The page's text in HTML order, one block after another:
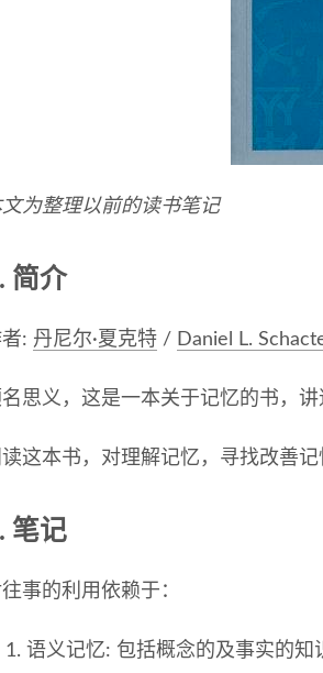
为整理以前的读书笔记
简介
: 丹尼尔·夏克特 / Daniel L.
思义，这是一本关于记忆的书，
这本书，对理解记忆，寻找改善记
笔记
事的利用依赖于：
语义记忆: 包括概念的及事实的知